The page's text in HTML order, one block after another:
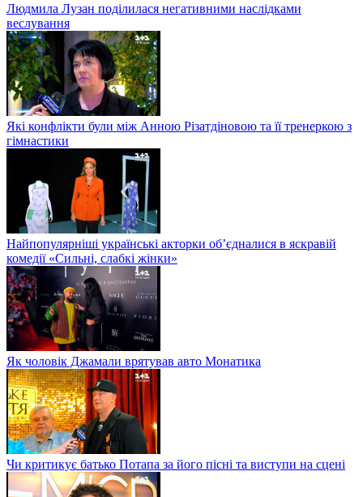
Людмила Лузан поділилася негативними наслідками
веслування
Які конфлікти були між Анною Різатдіновою та її тренеркою з
гімнастики
Найпопулярніші українські акторки об’єдналися в яскравій
комедії «Сильні, слабкі жінки»
Як чоловік Джамали врятував авто Монатика
Чи критикує батько Потапа за його пісні та виступи на сцені